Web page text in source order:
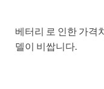
베터리 로 인한 가격
델이 비쌉니다.